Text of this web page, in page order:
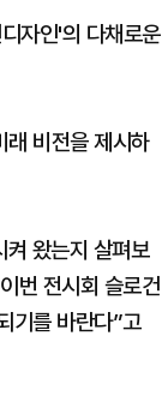
자인'의 다채로운
래 비전을 제시하
켜 왔는지 살펴보
번 전시회 슬로건
기를 바란다”고